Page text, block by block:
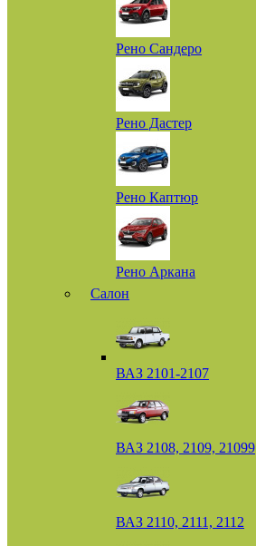
Рено Сандеро
Рено Дастер
Рено Каптюр
Рено Аркана
Салон
ВАЗ 2101-2107
ВАЗ 2108, 2109, 21099
ВАЗ 2110, 2111, 2112